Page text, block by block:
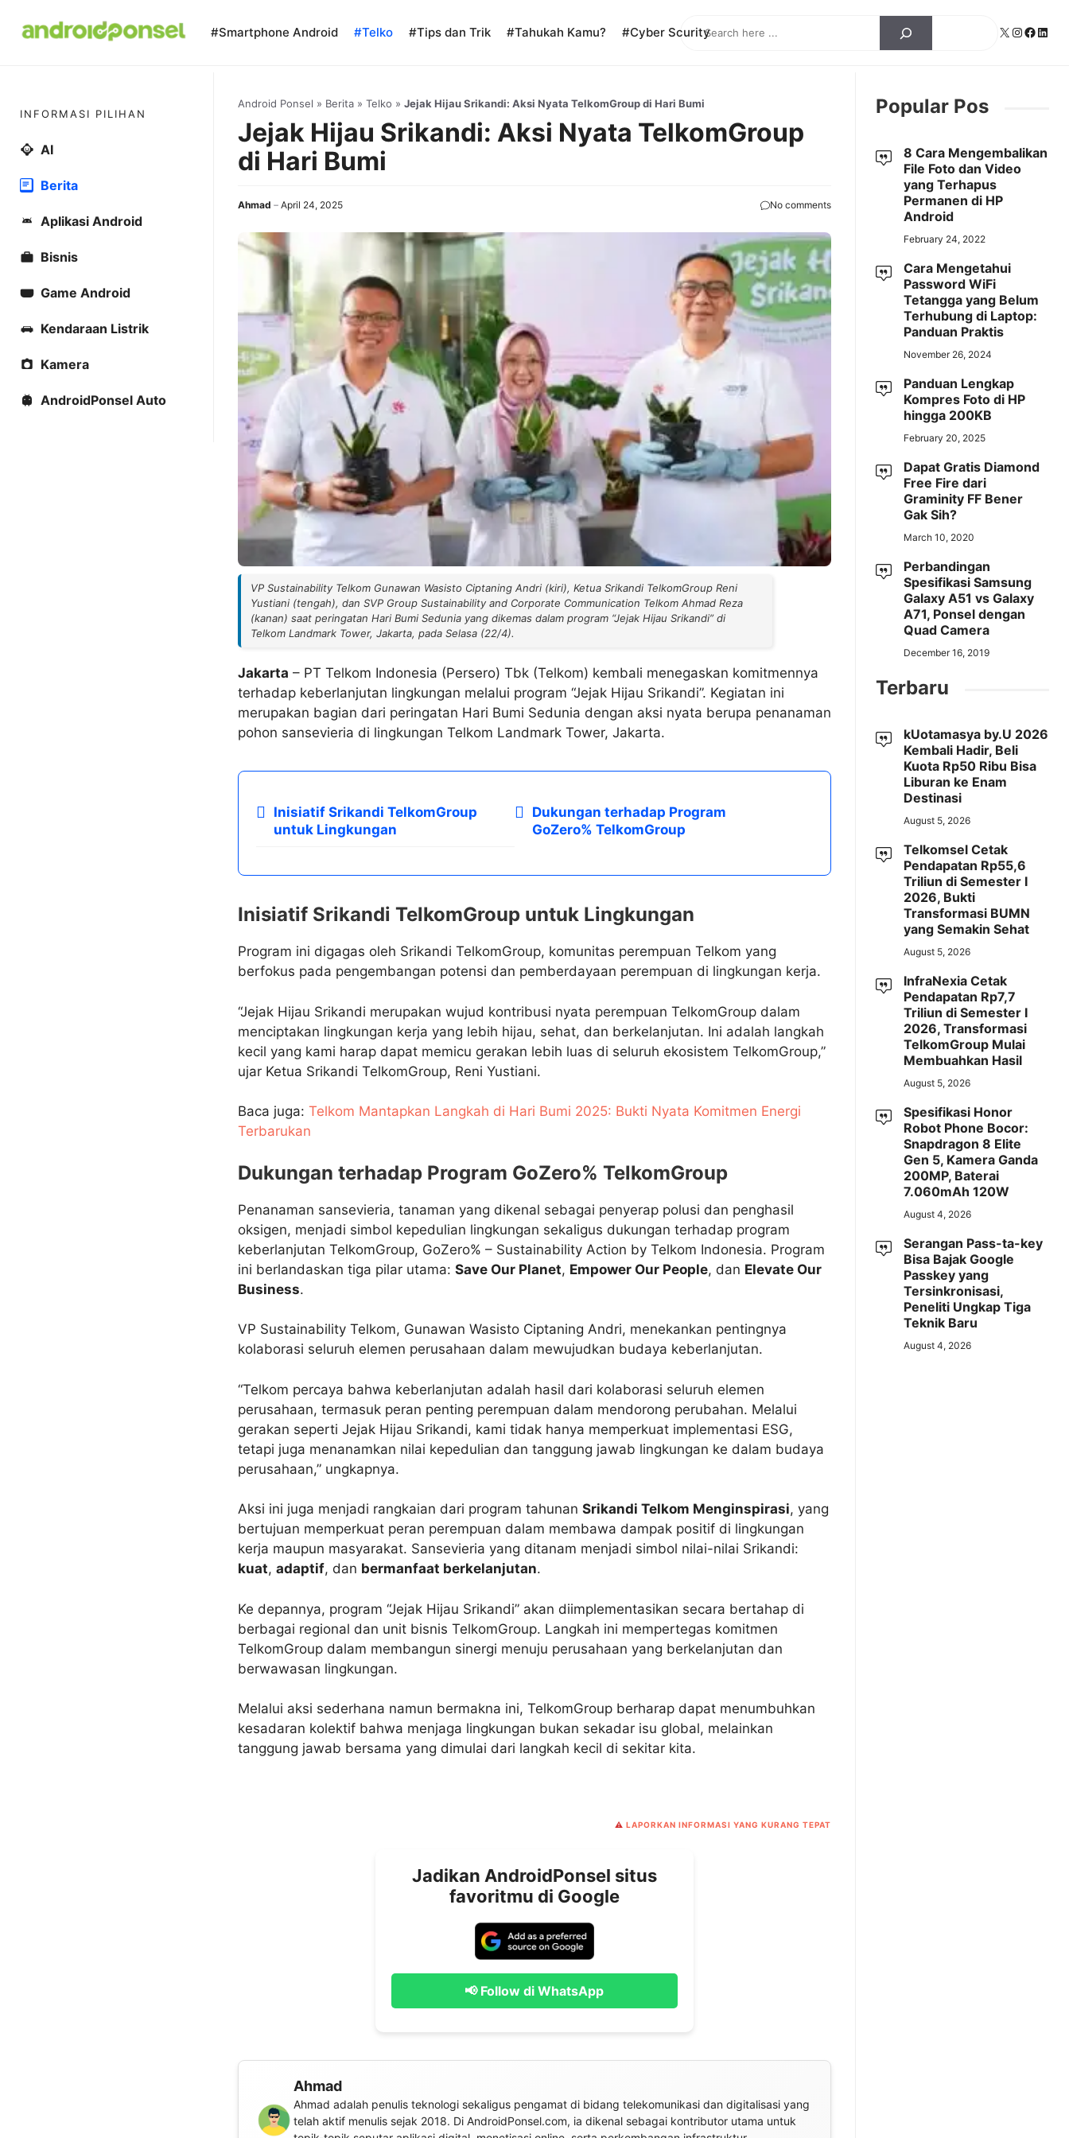
Search X Instagram
#Smartphone Android #Telko #Tips dan Trik #Tahukah Kamu? #Cyber Scurity
Android Ponsel » Berita» Telko » Jejak Hijau Srikandi: Aksi Nyata TelkomGroup di Hari Bumi
Jejak Hijau Srikandi: Aksi Nyata TelkomGroup
di Hari Bumi
Ahmad April 24, 2025 No comments
VP Sustainability Telkom Gunawan Wasisto Ciptaning Andri (kiri), Ketua Srikandi TelkomGroup Reni
Yustiani (tengah), dan SVP Group Sustainability and Corporate Communication Telkom Ahmad Reza
(kanan) saat peringatan Hari Bumi Sedunia yang dikemas dalam program “Jejak Hijau Srikandi” di
Telkom Landmark Tower, Jakarta, pada Selasa (22/4).
Jakarta – PT Telkom Indonesia (Persero) Tbk (Telkom) kembali menegaskan komitmennya
terhadap keberlanjutan lingkungan melalui program “Jejak Hijau Srikandi”. Kegiatan ini
merupakan bagian dari peringatan Hari Bumi Sedunia dengan aksi nyata berupa penanaman
pohon sansevieria di lingkungan Telkom Landmark Tower, Jakarta.
Inisiatif Srikandi TelkomGroup
untuk Lingkungan
Dukungan terhadap Program
GoZero% TelkomGroup
Inisiatif Srikandi TelkomGroup untuk Lingkungan
Program ini digagas oleh Srikandi TelkomGroup, komunitas perempuan Telkom yang
berfokus pada pengembangan potensi dan pemberdayaan perempuan di lingkungan kerja.
“Jejak Hijau Srikandi merupakan wujud kontribusi nyata perempuan TelkomGroup dalam
menciptakan lingkungan kerja yang lebih hijau, sehat, dan berkelanjutan. Ini adalah langkah
kecil yang kami harap dapat memicu gerakan lebih luas di seluruh ekosistem TelkomGroup,”
ujar Ketua Srikandi TelkomGroup, Reni Yustiani.
Baca juga: Telkom Mantapkan Langkah di Hari Bumi 2025: Bukti Nyata Komitmen Energi
Terbarukan
Dukungan terhadap Program GoZero% TelkomGroup
Penanaman sansevieria, tanaman yang dikenal sebagai penyerap polusi dan penghasil
oksigen, menjadi simbol kepedulian lingkungan sekaligus dukungan terhadap program
keberlanjutan TelkomGroup, GoZero% – Sustainability Action by Telkom Indonesia. Program
ini berlandaskan tiga pilar utama: Save Our Planet, Empower Our People, dan Elevate Our
Business.
VP Sustainability Telkom, Gunawan Wasisto Ciptaning Andri, menekankan pentingnya
kolaborasi seluruh elemen perusahaan dalam mewujudkan budaya keberlanjutan.
“Telkom percaya bahwa keberlanjutan adalah hasil dari kolaborasi seluruh elemen
perusahaan, termasuk peran penting perempuan dalam mendorong perubahan. Melalui
gerakan seperti Jejak Hijau Srikandi, kami tidak hanya memperkuat implementasi ESG,
tetapi juga menanamkan nilai kepedulian dan tanggung jawab lingkungan ke dalam budaya
perusahaan,” ungkapnya.
Aksi ini juga menjadi rangkaian dari program tahunan Srikandi Telkom Menginspirasi, yang
bertujuan memperkuat peran perempuan dalam membawa dampak positif di lingkungan
kerja maupun masyarakat. Sansevieria yang ditanam menjadi simbol nilai-nilai Srikandi:
kuat, adaptif, dan bermanfaat berkelanjutan.
Ke depannya, program “Jejak Hijau Srikandi” akan diimplementasikan secara bertahap di
berbagai regional dan unit bisnis TelkomGroup. Langkah ini mempertegas komitmen
TelkomGroup dalam membangun sinergi menuju perusahaan yang berkelanjutan dan
berwawasan lingkungan.
Melalui aksi sederhana namun bermakna ini, TelkomGroup berharap dapat menumbuhkan
kesadaran kolektif bahwa menjaga lingkungan bukan sekadar isu global, melainkan
tanggung jawab bersama yang dimulai dari langkah kecil di sekitar kita.
⚠️ LAPORKAN INFORMASI YANG KURANG TEPAT
Jadikan AndroidPonsel situs
favoritmu di Google
📢 Follow di WhatsApp
Ahmad
Ahmad adalah penulis teknologi sekaligus pengamat di bidang telekomunikasi dan digitalisasi yang
telah aktif menulis sejak 2018. Di AndroidPonsel.com, ia dikenal sebagai kontributor utama untuk
INFORMASI PILIHAN
AI
Berita
Aplikasi Android
Bisnis
Game Android
Kendaraan Listrik
Kamera
AndroidPonsel Auto
Popular Pos
8 Cara Mengembalikan
File Foto dan Video
yang Terhapus
Permanen di HP
Android
February 24, 2022
Cara Mengetahui
Password WiFi
Tetangga yang Belum
Terhubung di Laptop:
Panduan Praktis
November 26, 2024
Panduan Lengkap
Kompres Foto di HP
hingga 200KB
February 20, 2025
Dapat Gratis Diamond
Free Fire dari
Graminity FF Bener
Gak Sih?
March 10, 2020
Perbandingan
Spesifikasi Samsung
Galaxy A51 vs Galaxy
A71, Ponsel dengan
Quad Camera
December 16, 2019
Terbaru
kUotamasya by.U 2026
Kembali Hadir, Beli
Kuota Rp50 Ribu Bisa
Liburan ke Enam
Destinasi
August 5, 2026
Telkomsel Cetak
Pendapatan Rp55,6
Triliun di Semester I
2026, Bukti
Transformasi BUMN
yang Semakin Sehat
August 5, 2026
InfraNexia Cetak
Pendapatan Rp7,7
Triliun di Semester I
2026, Transformasi
TelkomGroup Mulai
Membuahkan Hasil
August 5, 2026
Spesifikasi Honor
Robot Phone Bocor:
Snapdragon 8 Elite
Gen 5, Kamera Ganda
200MP, Baterai
7.060mAh 120W
August 4, 2026
Serangan Pass-ta-key
Bisa Bajak Google
Passkey yang
Tersinkronisasi,
Peneliti Ungkap Tiga
Teknik Baru
August 4, 2026